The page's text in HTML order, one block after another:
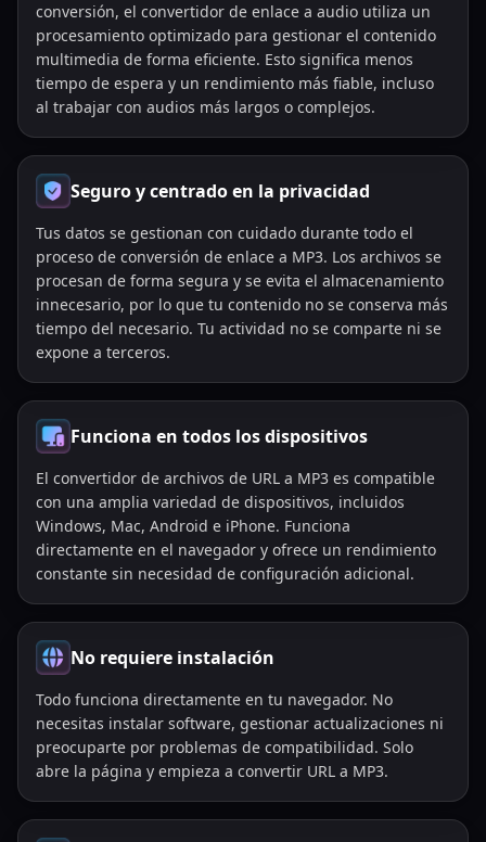
conversión, el convertidor de enlace a audio utiliza un
procesamiento optimizado para gestionar el contenido
multimedia de forma eficiente. Esto significa menos
tiempo de espera y un rendimiento más fiable, incluso
al trabajar con audios más largos o complejos.
Seguro y centrado en la privacidad
Tus datos se gestionan con cuidado durante todo el
proceso de conversión de enlace a MP3. Los archivos se
procesan de forma segura y se evita el almacenamiento
innecesario, por lo que tu contenido no se conserva más
tiempo del necesario. Tu actividad no se comparte ni se
expone a terceros.
Funciona en todos los dispositivos
El convertidor de archivos de URL a MP3 es compatible
con una amplia variedad de dispositivos, incluidos
Windows, Mac, Android e iPhone. Funciona
directamente en el navegador y ofrece un rendimiento
constante sin necesidad de configuración adicional.
No requiere instalación
Todo funciona directamente en tu navegador. No
necesitas instalar software, gestionar actualizaciones ni
preocuparte por problemas de compatibilidad. Solo
abre la página y empieza a convertir URL a MP3.